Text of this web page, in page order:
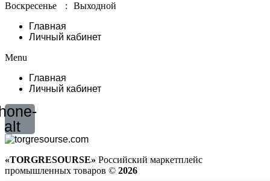
Воскресенье
:
Выходной
Главная
Личный кабинет
Menu
Главная
Личный кабинет
alt
«TORGRESOURSE» Российский маркетплейс
промышленных товаров © 2026